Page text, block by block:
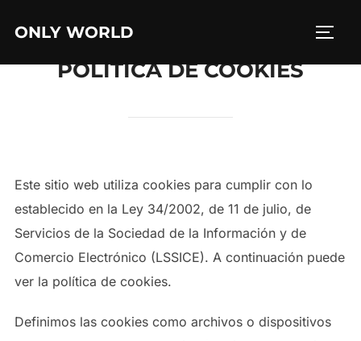
ONLY WORLD
POLÍTICA DE COOKIES
Este sitio web utiliza cookies para cumplir con lo
establecido en la Ley 34/2002, de 11 de julio, de
Servicios de la Sociedad de la Información y de
Comercio Electrónico (LSSICE). A continuación puede
ver la política de cookies.
Definimos las cookies como archivos o dispositivos